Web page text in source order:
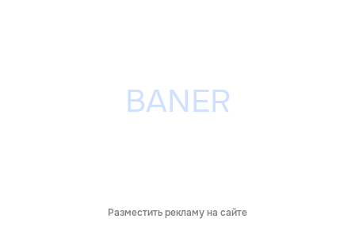
Разместить рекламу на сайте